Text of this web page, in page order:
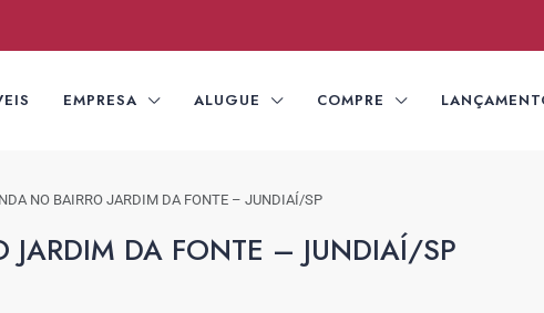
EMPRESA ALUGUE COMPRE
NO BAIRRO JARDIM DA FONTE – JUNDIAÍ/SP
DA FONTE – JUNDIAÍ/SP